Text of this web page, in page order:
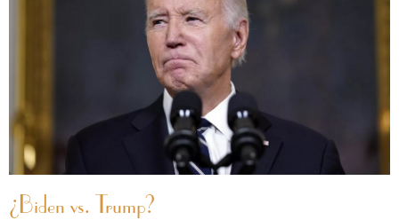
¿Biden vs. Trump?